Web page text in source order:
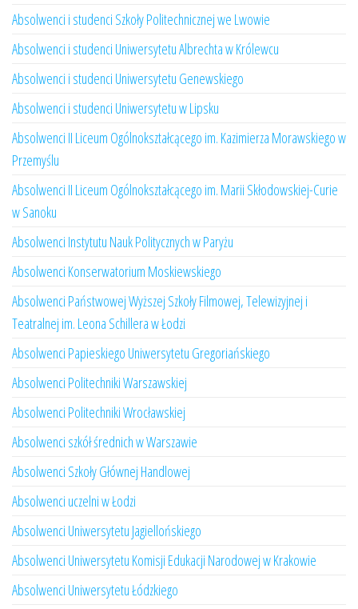
Absolwenci i studenci Szkoły Politechnicznej we Lwowie
Absolwenci i studenci Uniwersytetu Albrechta w Królewcu
Absolwenci i studenci Uniwersytetu Genewskiego
Absolwenci i studenci Uniwersytetu w Lipsku
Absolwenci II Liceum Ogólnokształcącego im. Kazimierza Morawskiego w
Przemyślu
Absolwenci II Liceum Ogólnokształcącego im. Marii Skłodowskiej-Curie
w Sanoku
Absolwenci Instytutu Nauk Politycznych w Paryżu
Absolwenci Konserwatorium Moskiewskiego
Absolwenci Państwowej Wyższej Szkoły Filmowej, Telewizyjnej i
Teatralnej im. Leona Schillera w Łodzi
Absolwenci Papieskiego Uniwersytetu Gregoriańskiego
Absolwenci Politechniki Warszawskiej
Absolwenci Politechniki Wrocławskiej
Absolwenci szkół średnich w Warszawie
Absolwenci Szkoły Głównej Handlowej
Absolwenci uczelni w Łodzi
Absolwenci Uniwersytetu Jagiellońskiego
Absolwenci Uniwersytetu Komisji Edukacji Narodowej w Krakowie
Absolwenci Uniwersytetu Łódzkiego